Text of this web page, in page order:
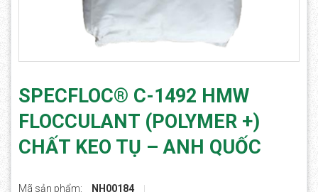
SPECFLOC® C-1492 HMW
FLOCCULANT (POLYMER +)
CHẤT KEO TỤ – ANH QUỐC
Mã sản phẩm: NH00184